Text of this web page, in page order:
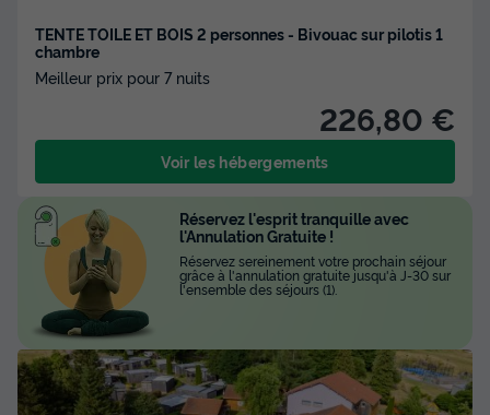
TENTE TOILE ET BOIS 2 personnes - Bivouac sur pilotis 1
chambre
Meilleur prix pour 7 nuits
226,80 €
Voir les hébergements
Réservez l'esprit tranquille avec
l'Annulation Gratuite !
Réservez sereinement votre prochain séjour
grâce à l'annulation gratuite jusqu'à J-30 sur
l'ensemble des séjours (1).